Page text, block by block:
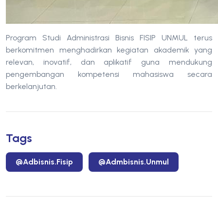
Program Studi Administrasi Bisnis FISIP UNMUL terus
berkomitmen menghadirkan kegiatan akademik yang
relevan, inovatif, dan aplikatif guna mendukung
pengembangan kompetensi mahasiswa secara
berkelanjutan.
Tags
@adbisnis.fisip @admbisnis.unmul